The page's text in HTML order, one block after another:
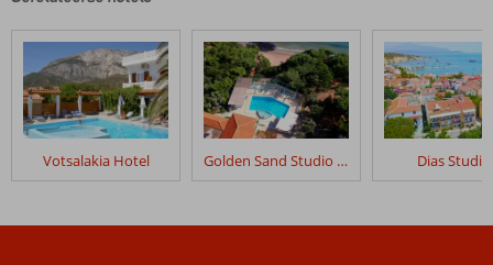
Votsalakia Hotel Golden Sand Studio & Apartments Dias